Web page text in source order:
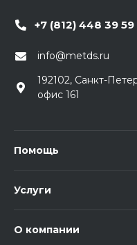
+7 (812) 448 39 59
info@metds.ru
192102, Санкт-
офис 161
Помощь
Услуги
О компании